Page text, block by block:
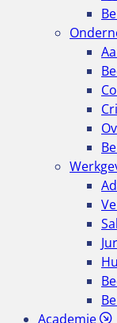
Academie